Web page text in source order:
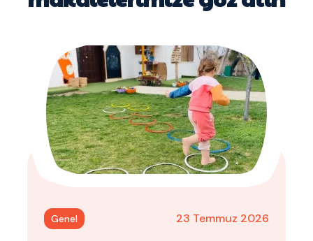
Genel 23 Temmuz 2026